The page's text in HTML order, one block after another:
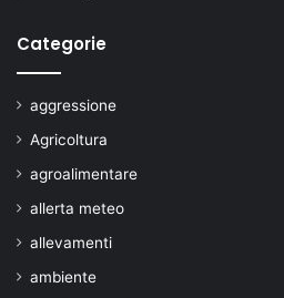
Categorie
aggressione
Agricoltura
agroalimentare
allerta meteo
allevamenti
ambiente